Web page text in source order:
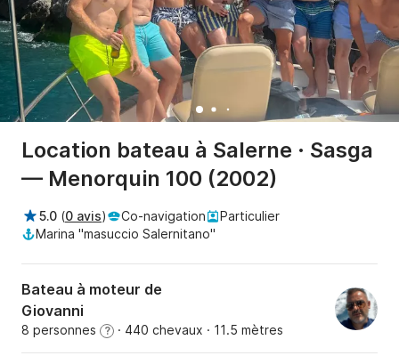
Location bateau à Salerne · Sasga
— Menorquin 100 (2002)
5.0 (0 avis) Co-navigation
Particulier
Marina "masuccio Salernitano"
Bateau à moteur de
Giovanni
8 personnes ? · 440 chevaux · 11.5 mètres